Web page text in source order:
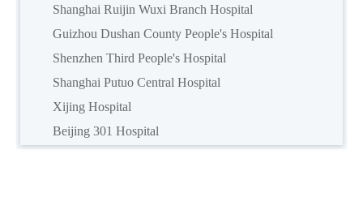
Shanghai Ruijin Wuxi Branch Hospital
Guizhou Dushan County People's Hospital
Shenzhen Third People's Hospital
Shanghai Putuo Central Hospital
Xijing Hospital
Beijing 301 Hospital